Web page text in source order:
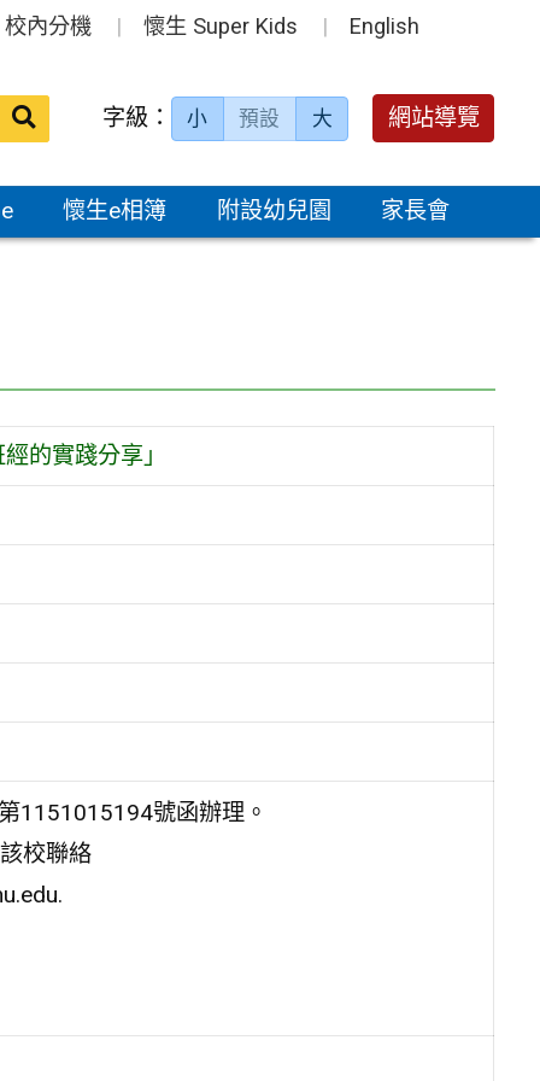
校內分機 懷生 Super Kids English
送出 字級： 小 預設 大 網站導覽
懷生e相簿 附設幼兒園 家長會
的實踐分享」
1151015194號函辦理。
校聯絡